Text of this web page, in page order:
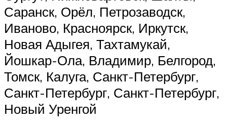
Саранск, Орёл, Петрозаводск,
Иваново, Красноярск, Иркутск,
Новая Адыгея, Тахтамукай,
Йошкар-Ола, Владимир, Белгород,
Томск, Калуга, Санкт-Петербург,
Санкт-Петербург, Санкт-Петербург,
Новый Уренгой